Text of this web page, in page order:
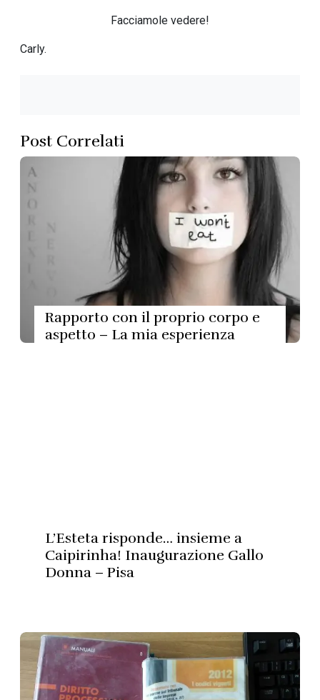
Facciamole vedere!
Carly.
Post Correlati
Rapporto con il proprio corpo e
aspetto – La mia esperienza
L’Esteta risponde… insieme a
Caipirinha! Inaugurazione Gallo
Donna – Pisa